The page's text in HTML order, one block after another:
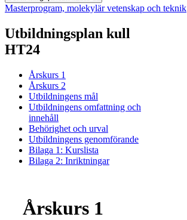
Masterprogram, molekylär vetenskap och teknik
Utbildningsplan kull
HT24
Årskurs 1
Årskurs 2
Utbildningens mål
Utbildningens omfattning och
innehåll
Behörighet och urval
Utbildningens genomförande
Bilaga 1: Kurslista
Bilaga 2: Inriktningar
Årskurs 1